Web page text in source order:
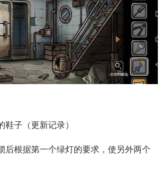
鞋子（更新记录）
后根据第一个绿灯的要求，使另外两个